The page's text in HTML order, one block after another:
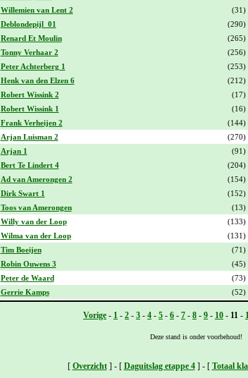
Willemien van Lent 2
(31)
Deblondepijl_01
(290)
Renard Et Moulin
(265)
Tonny Verhaar 2
(256)
Peter Achterberg 1
(253)
Henk van den Elzen 6
(212)
Robert Wissink 2
(17)
Robert Wissink 1
(16)
Frank Verheijen 2
(144)
Arjan Luisman 2 (270)
Arjan 1 (91)
Bert Te Lindert 4
(204)
Ad van Amerongen 2
(154)
Dirk Swart 1
(152)
Toos van Amerongen
(13)
Willy van der Loop (133)
Wilma van der Loop
(131)
Tim Boeijen (71)
Robin Ouwens 3
(45)
Peter de Waard (73)
Gerrie Kamps (52)
Vorige - 1 - 2 - 3 - 4 - 5 - 6 - 7 - 8 - 9 - 10 - 11 -
Deze stand is onder voorbehoud!
[ Overzicht] - [ Daguitslag etappe 4] - [ Totaal